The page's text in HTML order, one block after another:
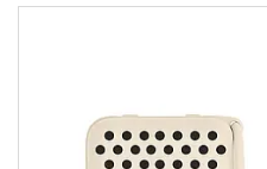
Корисна інформація для
батьків